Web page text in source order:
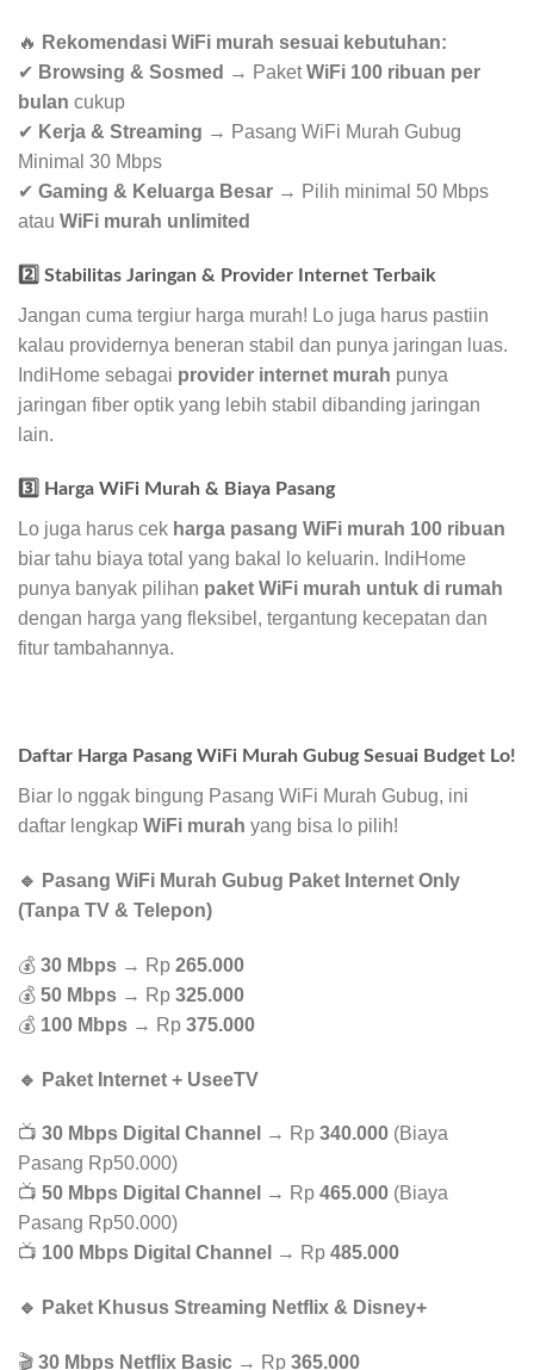
🔥 Rekomendasi WiFi murah sesuai kebutuhan:
✔ Browsing & Sosmed → PaketWiFi 100 ribuan per
bulan cukup
✔ Kerja & Streaming → Pasang WiFi Murah Gubug
Minimal 30 Mbps
✔ Gaming & Keluarga Besar → Pilih minimal 50 Mbps
atau WiFi murah unlimited
2️⃣ Stabilitas Jaringan & Provider Internet Terbaik
Jangan cuma tergiur harga murah! Lo juga harus pastiin
kalau providernya beneran stabil dan punya jaringan luas.
IndiHome sebagai provider internet murah punya
jaringan fiber optik yang lebih stabil dibanding jaringan
lain.
3️⃣ Harga WiFi Murah & Biaya Pasang
Lo juga harus cek harga pasang WiFi murah 100 ribuan
biar tahu biaya total yang bakal lo keluarin. IndiHome
punya banyak pilihan paket WiFi murah untuk di rumah
dengan harga yang fleksibel, tergantung kecepatan dan
fitur tambahannya.
Daftar Harga Pasang WiFi Murah Gubug Sesuai Budget Lo!
Biar lo nggak bingung Pasang WiFi Murah Gubug, ini
daftar lengkap WiFi murah yang bisa lo pilih!
🔹 Pasang WiFi Murah Gubug Paket Internet Only
(Tanpa TV & Telepon)
💰 30 Mbps → Rp 265.000
💰 50 Mbps → Rp 325.000
💰 100 Mbps → Rp 375.000
🔹 Paket Internet + UseeTV
📺 30 Mbps Digital Channel → Rp 340.000 (Biaya
Pasang Rp50.000)
📺 50 Mbps Digital Channel → Rp 465.000 (Biaya
Pasang Rp50.000)
📺 100 Mbps Digital Channel → Rp 485.000
🔹 Paket Khusus Streaming Netflix & Disney+
🎬 30 Mbps Netflix Basic → Rp 365.000